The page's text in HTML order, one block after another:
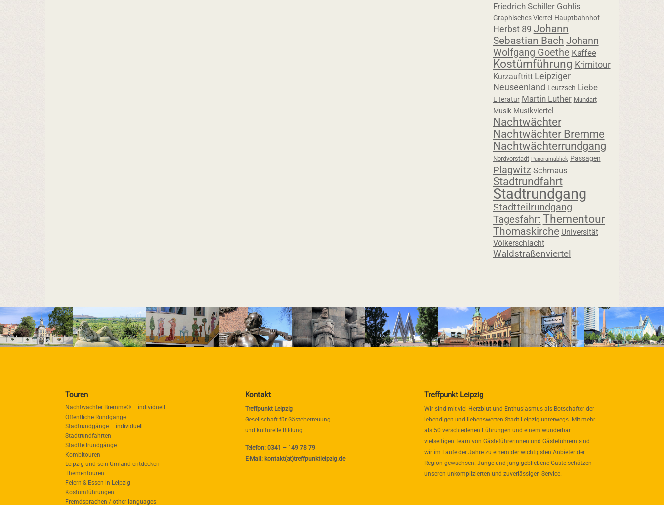
Friedrich Schiller Gohlis
Graphisches Viertel Hauptbahnhof
Herbst 89 Johann
Sebastian Bach Johann
Wolfgang Goethe Kaffee
Kostümführung Krimitour
Kurzauftritt Leipziger
Neuseenland Leutzsch Liebe
Literatur Martin Luther Mundart
Musik Musikviertel
Nachtwächter
Nachtwächter Bremme
Nachtwächterrundgang
Nordvorstadt Panoramablick Passagen
Plagwitz Schmaus
Stadtrundfahrt
Stadtrundgang
Stadtteilrundgang
Tagesfahrt Thementour
Thomaskirche Universität
Völkerschlacht
Waldstraßenviertel
Touren
Nachtwächter Bremme® – individuell
Öffentliche Rundgänge
Stadtrundgänge – individuell
Stadtrundfahrten
Stadtteilrundgänge
Kombitouren
Leipzig und sein Umland entdecken
Thementouren
Feiern & Essen in Leipzig
Kostümführungen
Fremdsprachen / other languages
Kontakt
Treffpunkt Leipzig
Gesellschaft für Gästebetreuung
und kulturelle Bildung
Telefon: 0341 – 149 78 79
E-Mail: kontakt(at)treffpunktleipzig.de
Treffpunkt Leipzig
Wir sind mit viel Herzblut und Enthusiasmus als Botschafter der
lebendigen und liebenswerten Stadt Leipzig unterwegs. Mit mehr
als 50 verschiedenen Führungen und einem wunderbar
vielseitigen Team von Gästeführerinnen und Gästeführern sind
wir im Laufe der Jahre zu einem der wichtigsten Anbieter der
Region gewachsen. Junge und jung gebliebene Gäste schätzen
unseren unkomplizierten und zuverlässigen Service.